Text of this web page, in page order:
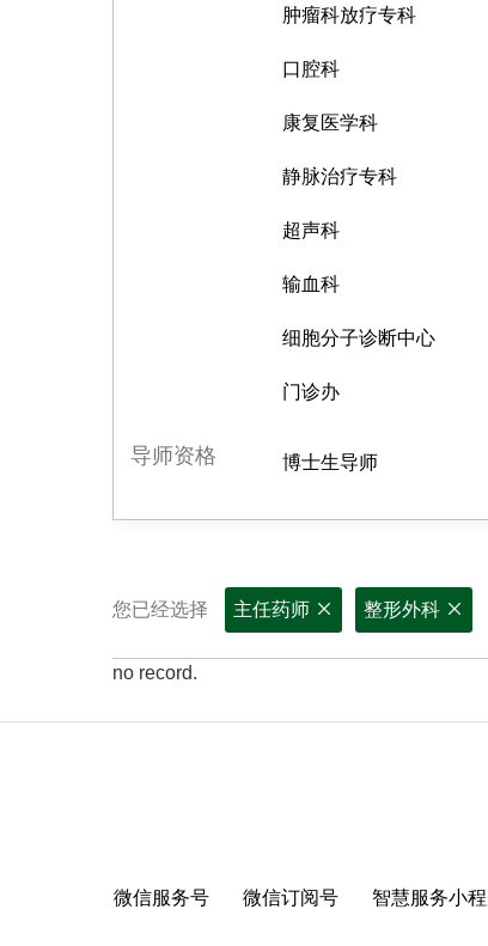
肿瘤科放疗专科
口腔科
康复医学科
静脉治疗专科
超声科
输血科
细胞分子诊断中心
门诊办
导师资格 博士生导师
您已经选择 主任药师 整形外科
no record.
微信服务号 微信订阅号 智慧服务小